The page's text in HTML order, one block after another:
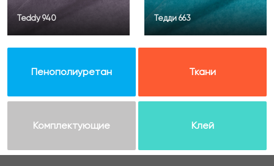
Teddy 940 Тедди 663
Пенополиуретан Ткани
Комплектующие Клей